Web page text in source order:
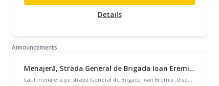
Details
Announcements
Menajeră, Strada General de Brigada Ioan Eremia, Ocazional, începând cu 20 lei/oră